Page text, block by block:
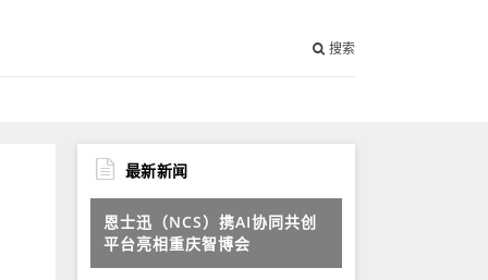
搜索
最新新闻
恩士迅（NCS）携AI协同共创
平台亮相重庆智博会